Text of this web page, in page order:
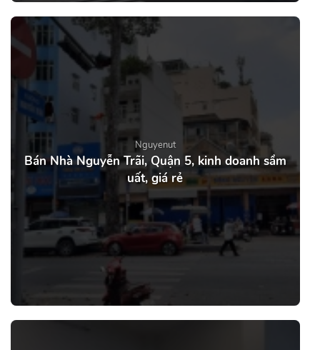
Nguyenut
Bán Nhà Nguyễn Trãi, Quận 5, kinh doanh sầm
uất, giá rẻ